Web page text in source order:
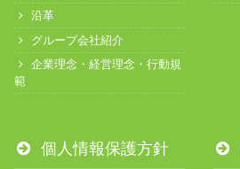
沿革
グループ会社紹介
企業理念・経営理念・行動規
範
個人情報保護方針